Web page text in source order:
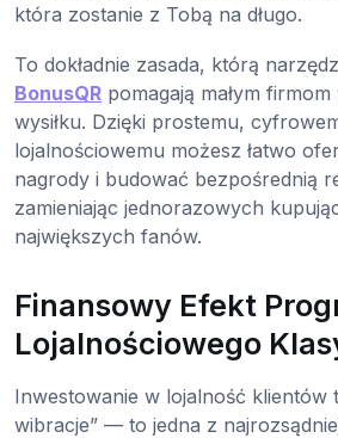
która zostanie z Tobą na długo.
To dokładnie zasada, którą
BonusQR pomagają małym
wysiłku. Dzięki prostemu,
lojalnościowemu możesz łatwo
nagrody i budować bezpośrednią
zamieniając jednorazowych
największych fanów.
Finansowy Efekt
Lojalnościowego
Inwestowanie w lojalność klientów
wibracje” — to jedna z